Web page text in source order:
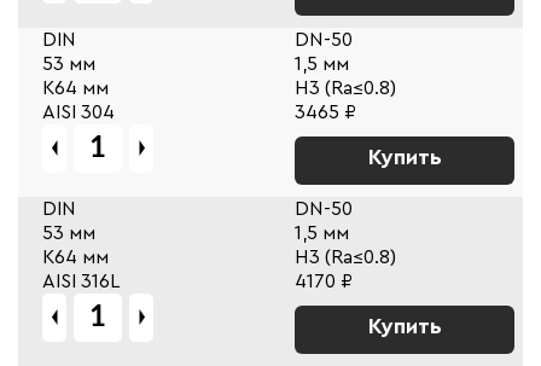
DIN
DN-50
53 мм
1,5 мм
К64 мм
Н3 (Ra≤0.8)
AISI 304
3465 ₽
Купить
DIN
DN-50
53 мм
1,5 мм
К64 мм
Н3 (Ra≤0.8)
AISI 316L
4170 ₽
Купить